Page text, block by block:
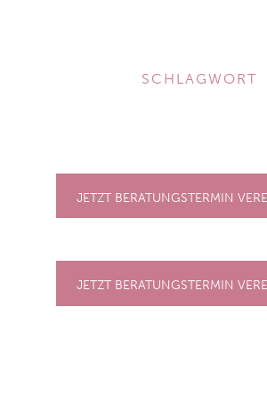
SCHLAGWORT
JETZT BERATUNGSTERMIN
JETZT BERATUNGSTERMIN